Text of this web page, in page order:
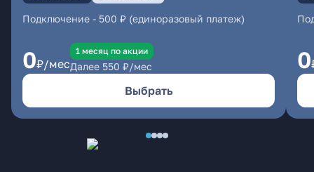
Подключение - 500 ₽ (единоразовый платеж)
0₽/мес
1 месяц по акции
Далее 550 ₽/мес
Выбрать
0